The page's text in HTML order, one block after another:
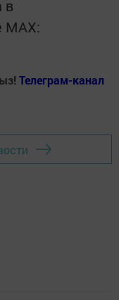
в
MАХ:
Телеграм-канал